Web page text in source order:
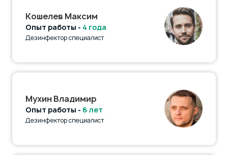
Кошелев Максим
Опыт работы - 4 года
Дезинфектор специалист
Мухин Владимир
Опыт работы - 6 лет
Дезинфектор специалист